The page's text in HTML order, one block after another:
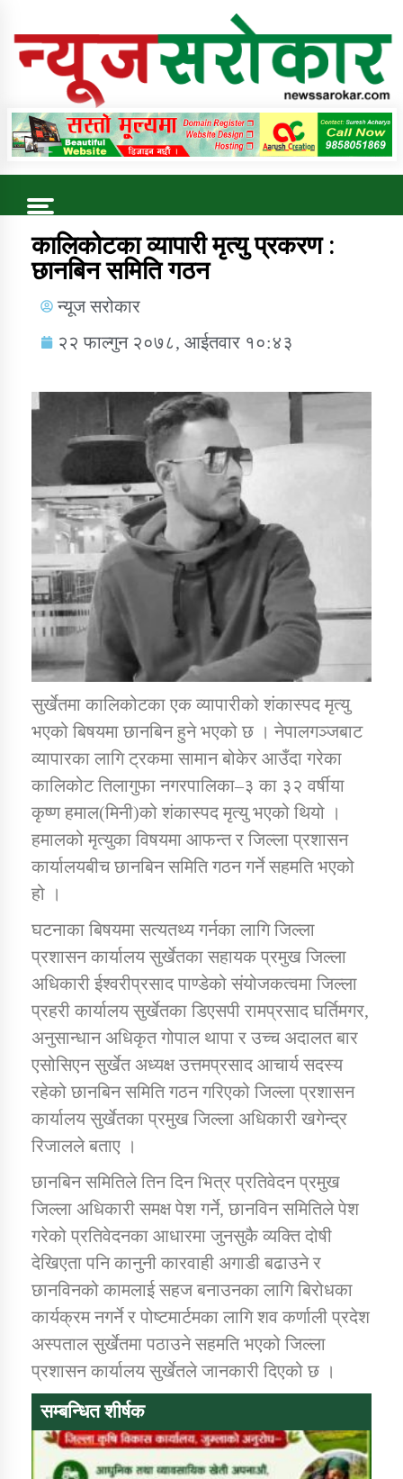
Online News Portal
Trending Now
कुषि बिकास कार्यालय जुम्ला सुचना सन्देश
डिभिजन कार्यालय जुम्लाको सुचना सन्देश
कर्णाली प्रविधि शिक्षालय जुम्लाको सुचना
सामाजिक बिकास कार्यालय जुम्लाकाे सुचना
कार्यक्रम कार्यान्वयन एकाई जुम्लाको सुचना
कर्णाली प्राविधि शिक्षालय जुम्लाको सुचना
तातोपानी गाउँपालिकाको न्यायिक समिति सम्बन्धी सन्देश
तातोपानी गाउँपालिका जुम्लाको महिला तथा लैङ्गिक हिंसा
सम्बन्धी सूचना सन्देश
तातोपानी गाउँपालिका जुम्लाको महिनावारी सम्बन्धिकाे
तातोपानी गाउँपालिका जुम्लाको बालविवाह सन्देश
तातोपानी गाउँपालिका जुम्लाको सूचना
कालिकोटका व्यापारी मृत्यु प्रकरण :
छानबिन समिति गठन
न्यूज सरोकार
२२ फाल्गुन २०७८, आईतवार १०:४३
सुर्खेतमा कालिकोटका एक व्यापारीको शंकास्पद मृत्यु
भएको बिषयमा छानबिन हुने भएको छ । नेपालगञ्जबाट
व्यापारका लागि ट्रकमा सामान बोकेर आउँदा गरेका
कालिकोट तिलागुफा नगरपालिका–३ का ३२ वर्षीया
कृष्ण हमाल(मिनी)को शंकास्पद मृत्यु भएको थियो ।
हमालको मृत्युका विषयमा आफन्त र जिल्ला प्रशासन
कार्यालयबीच छानबिन समिति गठन गर्ने सहमति भएको
हो ।
घटनाका बिषयमा सत्यतथ्य गर्नका लागि जिल्ला
प्रशासन कार्यालय सुर्खेतका सहायक प्रमुख जिल्ला
अधिकारी ईश्वरीप्रसाद पाण्डेको संयोजकत्वमा जिल्ला
प्रहरी कार्यालय सुर्खेतका डिएसपी रामप्रसाद घर्तिमगर,
अनुसान्धान अधिकृत गोपाल थापा र उच्च अदालत बार
एसोसिएन सुर्खेत अध्यक्ष उत्तमप्रसाद आचार्य सदस्य
रहेको छानबिन समिति गठन गरिएको जिल्ला प्रशासन
कार्यालय सुर्खेतका प्रमुख जिल्ला अधिकारी खगेन्द्र
रिजालले बताए ।
छानबिन समितिले तिन दिन भित्र प्रतिवेदन प्रमुख
जिल्ला अधिकारी समक्ष पेश गर्ने, छानविन समितिले पेश
गरेको प्रतिवेदनका आधारमा जुनसुकै व्यक्ति दोषी
देखिएता पनि कानुनी कारवाही अगाडी बढाउने र
छानविनको कामलाई सहज बनाउनका लागि बिरोधका
कार्यक्रम नगर्ने र पोष्टमार्टमका लागि शव कर्णाली प्रदेश
अस्पताल सुर्खेतमा पठाउने सहमति भएको जिल्ला
प्रशासन कार्यालय सुर्खेतले जानकारी दिएको छ ।
सम्बन्धित शीर्षक